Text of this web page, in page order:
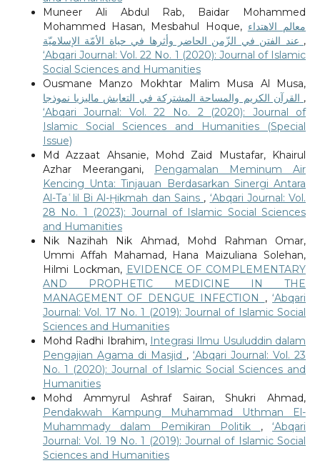
Muneer Ali Abdul Rab, Baidar Mohammed
Mohammed Hasan, Mesbahul Hoque, معالم الاهتداء
,
‘Abqari Journal: Vol. 22 No. 1 (2020): Journal of Islamic
Social Sciences and Humanities
Ousmane Manzo Mokhtar Malim Musa Al Musa,
,
‘Abqari Journal: Vol. 22 No. 2 (2020): Journal of
Islamic Social Sciences and Humanities (Special
Issue)
Md Azzaat Ahsanie, Mohd Zaid Mustafar, Khairul
Azhar Meerangani,
Pengamalan Meminum Air
Kencing Unta: Tinjauan Berdasarkan Sinergi Antara
Al-Taʿlil Bi Al-Ḥikmah dan Sains , ‘Abqari Journal: Vol.
28 No. 1 (2023): Journal of Islamic Social Sciences
and Humanities
Nik Nazihah Nik Ahmad, Mohd Rahman Omar,
Ummi Affah Mahamad, Hana Maizuliana Solehan,
Hilmi Lockman, EVIDENCE OF COMPLEMENTARY
AND PROPHETIC MEDICINE IN THE
MANAGEMENT OF DENGUE INFECTION ,‘Abqari
Journal: Vol. 17 No. 1 (2019): Journal of Islamic Social
Sciences and Humanities
Mohd Radhi Ibrahim, Integrasi Ilmu Usuluddin dalam
Pengajian Agama di Masjid ,‘Abqari Journal: Vol. 23
No. 1 (2020): Journal of Islamic Social Sciences and
Humanities
Mohd Ammyrul Ashraf Sairan, Shukri Ahmad,
Pendakwah Kampung Muhammad Uthman El-
Muhammady dalam Pemikiran Politik ,‘Abqari
Journal: Vol. 19 No. 1 (2019): Journal of Islamic Social
Sciences and Humanities